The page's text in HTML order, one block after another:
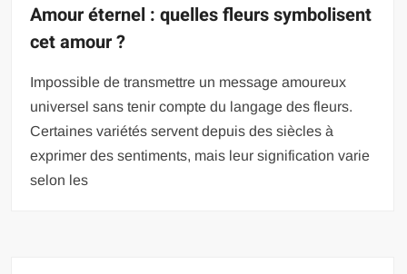
Amour éternel : quelles fleurs symbolisent
cet amour ?
Impossible de transmettre un message amoureux
universel sans tenir compte du langage des fleurs.
Certaines variétés servent depuis des siècles à
exprimer des sentiments, mais leur signification varie
selon les